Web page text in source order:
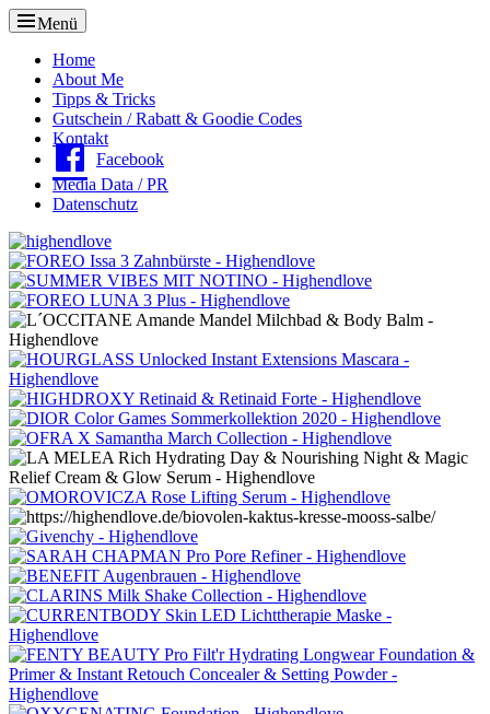
Menü
Oberes
Menü
Home
About Me
Tipps & Tricks
Gutschein / Rabatt & Goodie Codes
Kontakt
Facebook
Media Data / PR
Datenschutz